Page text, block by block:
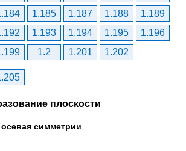
1.185 1.187 1.188
1.189
1.193 1.194 1.195
1.196
1.2 1.201 1.202
плоскости
симметрии